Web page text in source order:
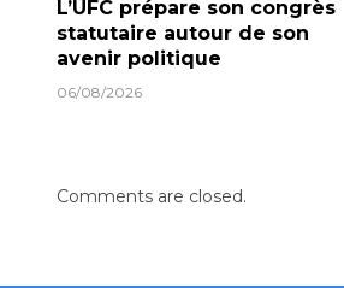
L’UFC prépare son congrès
statutaire autour de son
avenir politique
06/08/2026
Comments are closed.